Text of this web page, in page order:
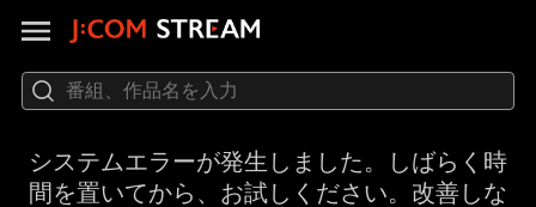
システムエラーが発生しました。しばらく時
間を置いてから、お試しください。改善しな